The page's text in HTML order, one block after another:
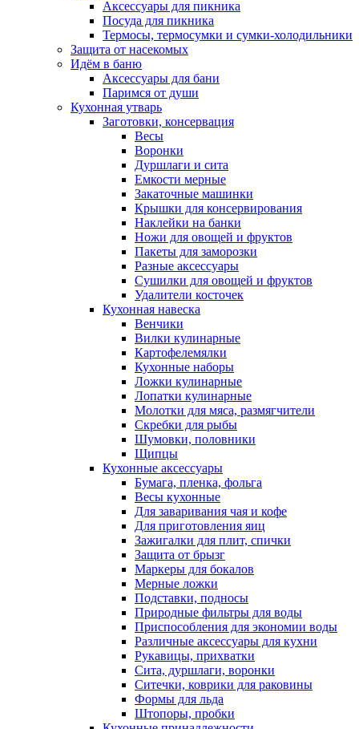
Аксессуары для пикника
Посуда для пикника
Термосы, термосумки и сумки-холодильники
Защита от насекомых
Идём в баню
Аксессуары для бани
Паримся от души
Кухонная утварь
Заготовки, консервация
Весы
Воронки
Дуршлаги и сита
Емкости мерные
Закаточные машинки
Крышки для консервирования
Наклейки на банки
Ножи для овощей и фруктов
Пакеты для заморозки
Разные аксессуары
Сушилки для овощей и фруктов
Удалители косточек
Кухонная навеска
Венчики
Вилки кулинарные
Картофелемялки
Кухонные наборы
Ложки кулинарные
Лопатки кулинарные
Молотки для мяса, размягчители
Скребки для рыбы
Шумовки, половники
Щипцы
Кухонные аксессуары
Бумага, пленка, фольга
Весы кухонные
Для заваривания чая и кофе
Для приготовления яиц
Зажигалки для плит, спички
Защита от брызг
Маркеры для бокалов
Мерные ложки
Подставки, подносы
Природные фильтры для воды
Приспособления для экономии воды
Различные аксессуары для кухни
Рукавицы, прихватки
Сита, дуршлаги, воронки
Ситечки, коврики для раковины
Формы для льда
Штопоры, пробки